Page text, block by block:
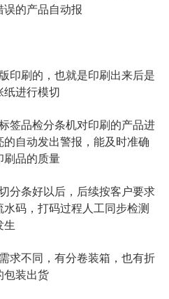
误的产品自动报
印刷的，也就是印刷出来后是
纸进行模切
签品检分条机对印刷的产品进
自动发出警报，能及时准确
刷品的质量
分条好以后，后续按客户要求
码，打码过程人工同步检测
生
求不同，有分卷装箱，也有折
包装出货